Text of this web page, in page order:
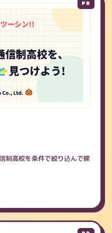
制高校を条件で絞り込んで探